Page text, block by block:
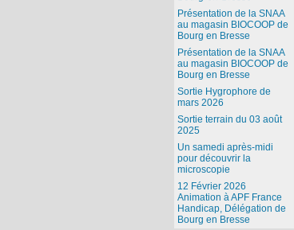
Présentation de la SNAA
au magasin BIOCOOP de
Bourg en Bresse
Présentation de la SNAA
au magasin BIOCOOP de
Bourg en Bresse
Sortie Hygrophore de
mars 2026
Sortie terrain du 03 août
2025
Un samedi après-midi
pour découvrir la
microscopie
12 Février 2026
Animation à APF France
Handicap, Délégation de
Bourg en Bresse